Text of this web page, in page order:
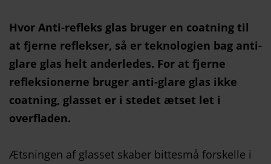
Hvor Anti-refleks glas bruger en coatning til
at fjerne reflekser, så er teknologien bag anti-
glare glas helt anderledes. For at fjerne
refleksionerne bruger anti-glare glas ikke
coatning, glasset er i stedet ætset let i
overfladen.
Ætsningen af glasset skaber bittesmå forskelle i